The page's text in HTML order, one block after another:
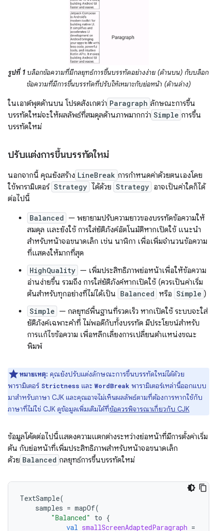
รูปที่ 1 บล็อกข้อความที่มีกลยุทธ์การขึ้นบรรทัดอย่างง่าย (ด้านบน) กับบล็อก
ข้อความที่มีการขึ้นบรรทัดที่ปรับให้เหมาะกับย่อหน้า (ด้านล่าง)
ในเอาต์พุตด้านบน โปรดสังเกตว่า Paragraph ลักษณะการขึ้น
บรรทัดใหม่จะให้ผลลัพธ์ที่สมดุลด้านภาพมากกว่า Simple การขึ้น
บรรทัดใหม่
ปรับแต่งการขึ้นบรรทัดใหม่
นอกจากนี้ คุณยังสร้าง LineBreak การกำหนดค่าด้วยตนเองโดย
ใช้พารามิเตอร์ Strategy ได้ด้วย Strategy อาจเป็นค่าใดก็ได้
ต่อไปนี้
Balanced — พยายามปรับความยาวของบรรทัดข้อความให้
สมดุล และยังใช้ การใส่ยัติภังค์อัตโนมัติหากเปิดใช้ แนะนำ
สำหรับหน้าจอขนาดเล็ก เช่น นาฬิกา เพื่อเพิ่มจำนวนข้อความ
ที่แสดงให้มากที่สุด
HighQuality — เพิ่มประสิทธิภาพย่อหน้าเพื่อให้ข้อความ
อ่านง่ายขึ้น รวมถึง การใส่ยัติภังค์หากเปิดใช้ (ควรเป็นค่าเริ่ม
ต้นสำหรับทุกอย่างที่ไม่ได้เป็น Balanced หรือ Simple )
Simple — กลยุทธ์พื้นฐานที่รวดเร็ว หากเปิดใช้ ระบบจะใส่
ยัติภังค์เฉพาะคำที่ ไม่พอดีกับทั้งบรรทัด มีประโยชน์สำหรับ
การแก้ไขข้อความ เพื่อหลีกเลี่ยงการเปลี่ยนตำแหน่งขณะ
พิมพ์
หมายเหตุ: คุณยังปรับแต่งลักษณะการขึ้นบรรทัดใหม่ได้ด้วย
พารามิเตอร์ Strictness และ WordBreak พารามิเตอร์เหล่านี้ออกแบบ
มาสำหรับภาษา CJK และคุณอาจไม่เห็นผลลัพธ์ตามที่ต้องการหากใช้กับ
ภาษาที่ไม่ใช่ CJK ดูข้อมูลเพิ่มเติมได้ที่ข้อควรพิจารณาเกี่ยวกับ CJK
ข้อมูลโค้ดต่อไปนี้แสดงความแตกต่างระหว่างย่อหน้าที่มีการตั้งค่าเริ่ม
ต้น กับย่อหน้าที่เพิ่มประสิทธิภาพสำหรับหน้าจอขนาดเล็ก
ด้วย Balanced กลยุทธ์การขึ้นบรรทัดใหม่
TextSample(
samples = mapOf(
"Balanced"
to {
val smallScreenAdaptedParagraph =